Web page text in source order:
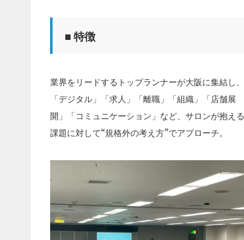
■ 特徴
業界をリードするトップランナーが大阪に集結し、
「デジタル」「求人」「離職」「組織」「店舗展
開」「コミュニケーション」など、サロンが抱える
課題に対して“規格外の考え方”でアプローチ。